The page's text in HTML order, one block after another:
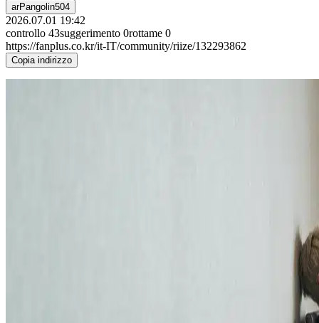
arPangolin504
2026.07.01 19:42
controllo 43suggerimento 0rottame 0
https://fanplus.co.kr/it-IT/community/riize/132293862
Copia indirizzo